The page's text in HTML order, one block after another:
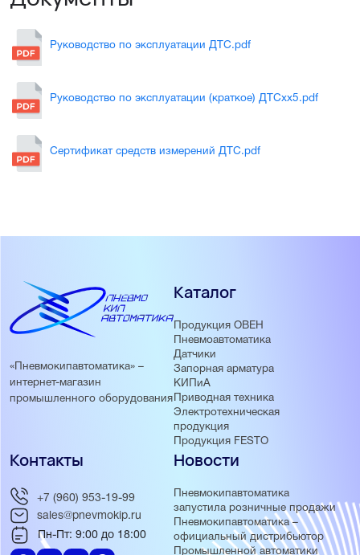
Руководство по эксплуатации ДТС.pdf
Руководство по эксплуатации (краткое) ДТСхх5.pdf
Сертификат средств измерений ДТС.pdf
«Пневмокипавтоматика» –
интернет-магазин
промышленного оборудования
Каталог
Продукция ОВЕН
Пневмоавтоматика
Датчики
Запорная арматура
КИПиА
Приводная техника
Электротехническая
продукция
Продукция FESTO
Новости
Пневмокипавтоматика
запустила розничные продажи
Пневмокипавтоматика –
официальный дистрибьютор
Промышленной автоматики
Контакты
+7 (960) 953-19-99
sales@pnevmokip.ru
Пн-Пт: 9:00 до 18:00